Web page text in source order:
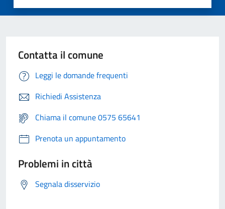
Contatta il comune
Leggi le domande frequenti
Richiedi Assistenza
Chiama il comune 0575 65641
Prenota un appuntamento
Problemi in città
Segnala disservizio